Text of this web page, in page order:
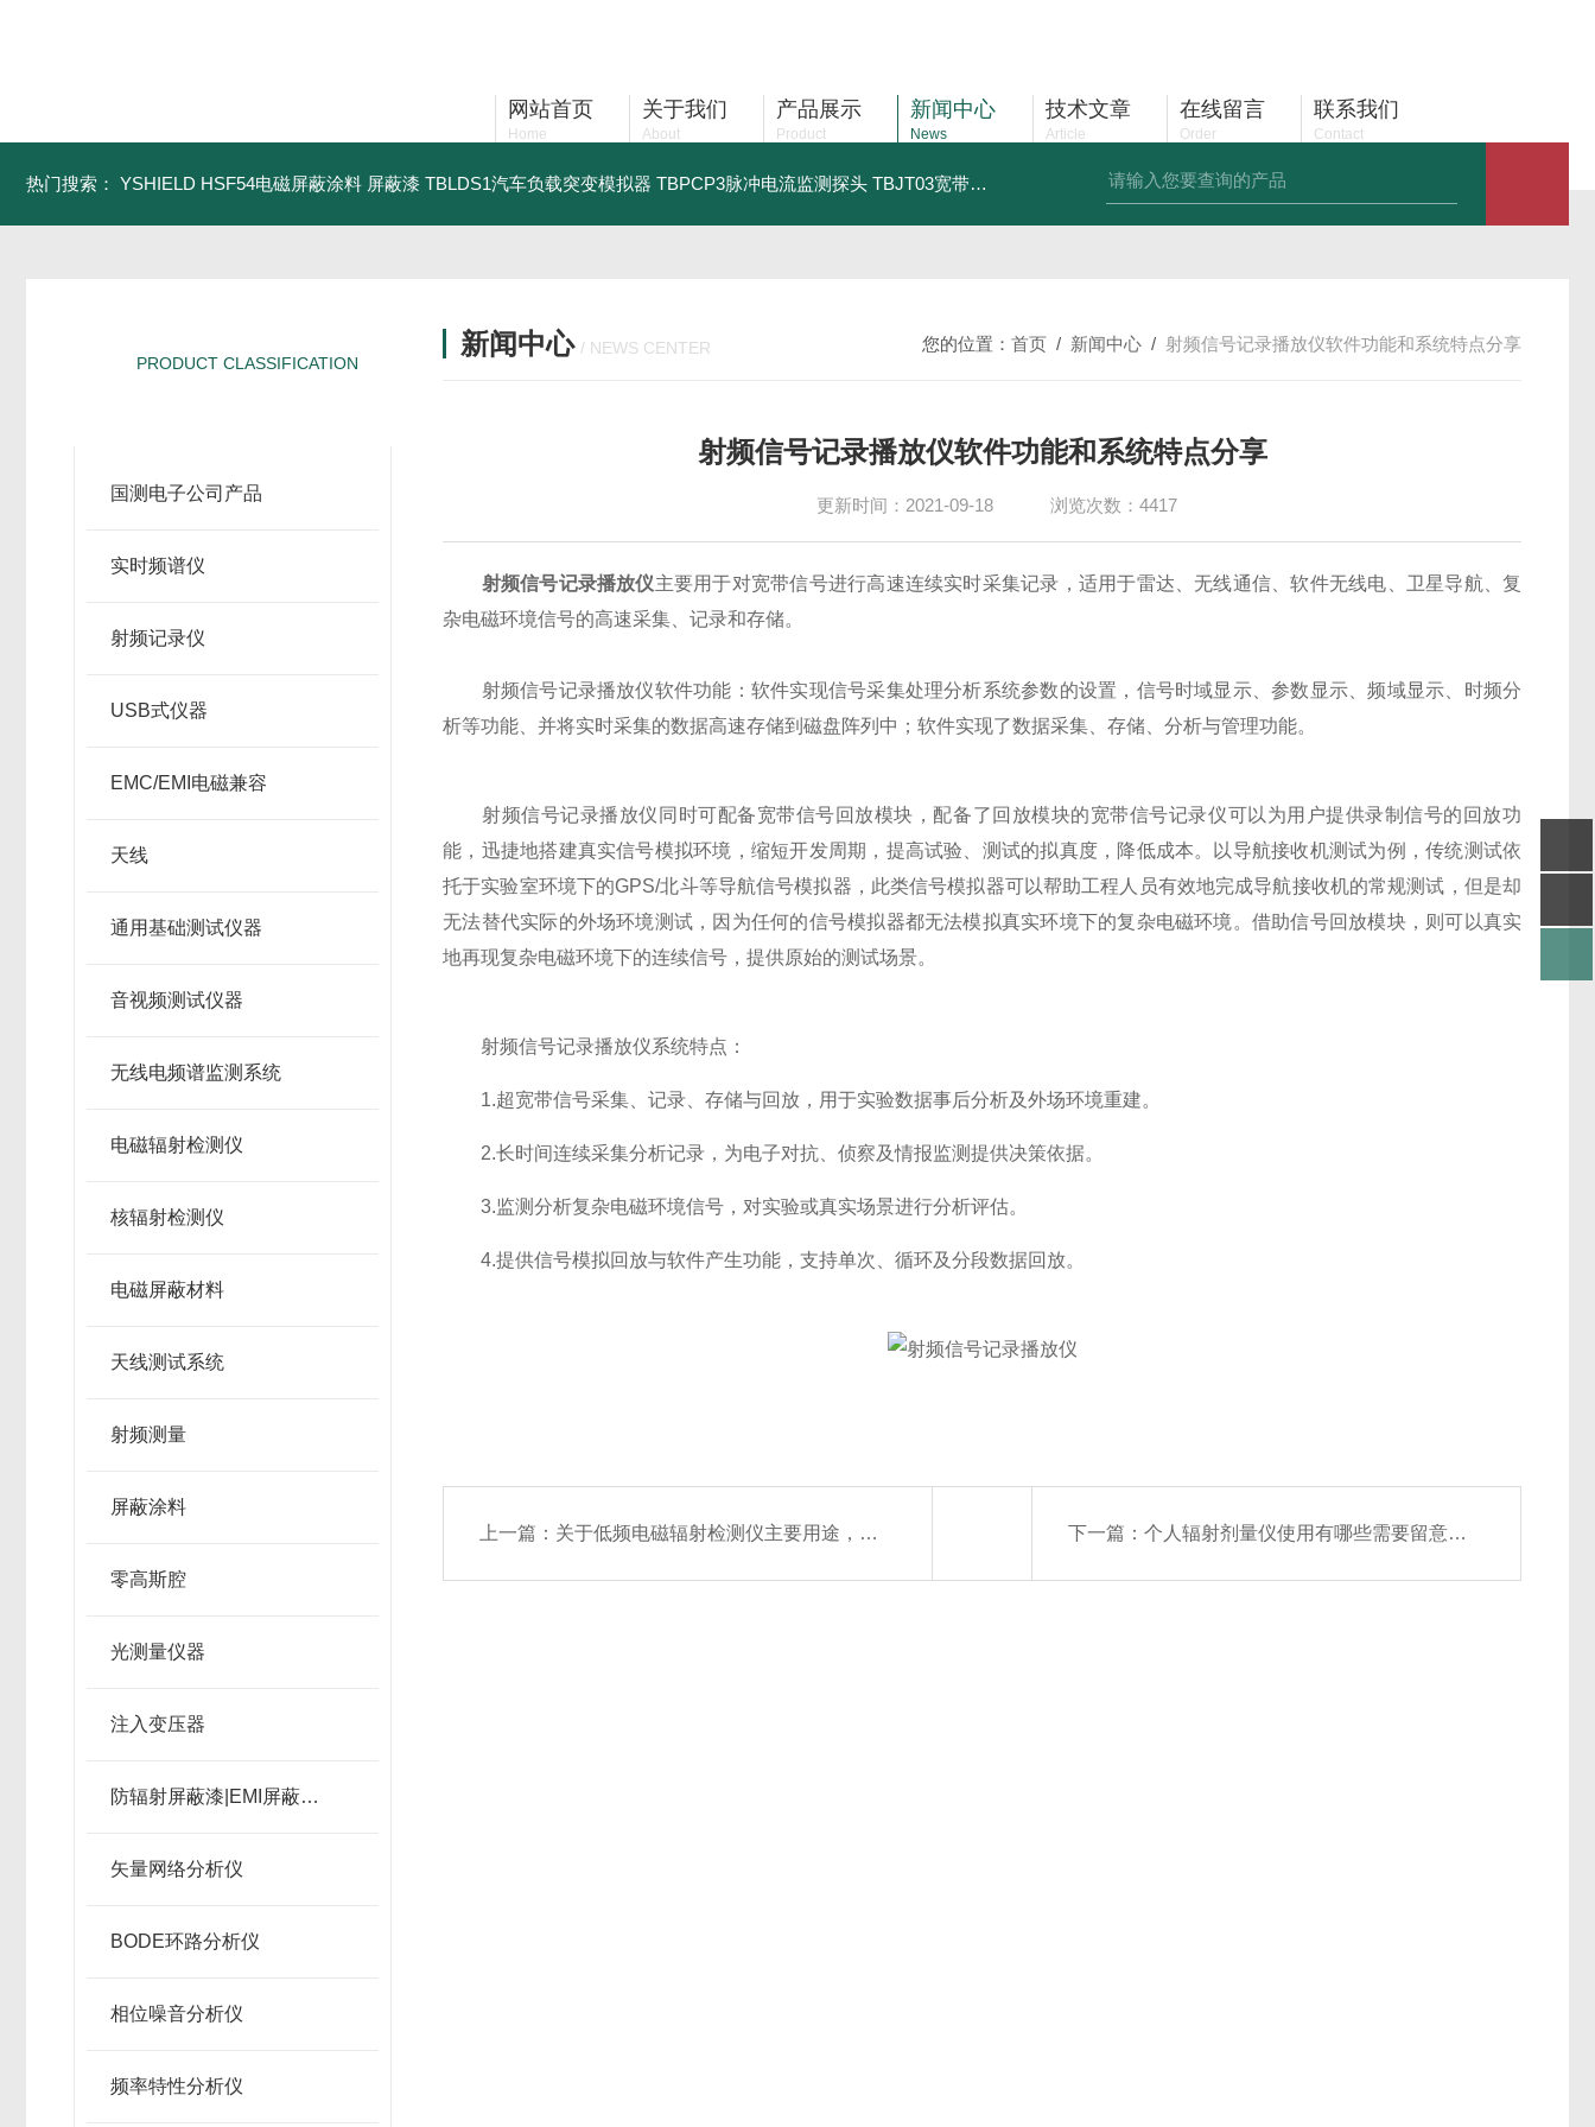
网站首页
Home
关于我们
About
产品展示
Product
新闻中心
News
技术文章
Article
在线留言
Order
联系我们
Contact
热门搜索： YSHIELD HSF54电磁屏蔽涂料 屏蔽漆 TBLDS1汽车负载突变模拟器 TBPCP3脉冲电流监测探头 TBJT03宽带注入变压器 TBMA8 EMI测试天线30MHz-3GHz
PRODUCT CLASSIFICATION
国测电子公司产品
实时频谱仪
射频记录仪
USB式仪器
EMC/EMI电磁兼容
天线
通用基础测试仪器
音视频测试仪器
无线电频谱监测系统
电磁辐射检测仪
核辐射检测仪
电磁屏蔽材料
天线测试系统
射频测量
屏蔽涂料
零高斯腔
光测量仪器
注入变压器
防辐射屏蔽漆|EMI屏蔽涂料
矢量网络分析仪
BODE环路分析仪
相位噪音分析仪
频率特性分析仪
新闻中心 / NEWS CENTER 您的位置： 首页 / 新闻中心 / 射频信号记录播放仪软件功能和系统特点分享
射频信号记录播放仪软件功能和系统特点分享
更新时间：2021-09-18 浏览次数：4417
射频信号记录播放仪主要用于对宽带信号进行高速连续实时采集记录，适用于雷达、无线通信、软件无线电、卫星导航、复
杂电磁环境信号的高速采集、记录和存储。
射频信号记录播放仪软件功能：软件实现信号采集处理分析系统参数的设置，信号时域显示、参数显示、频域显示、时频分
析等功能、并将实时采集的数据高速存储到磁盘阵列中；软件实现了数据采集、存储、分析与管理功能。
射频信号记录播放仪同时可配备宽带信号回放模块，配备了回放模块的宽带信号记录仪可以为用户提供录制信号的回放功
能，迅捷地搭建真实信号模拟环境，缩短开发周期，提高试验、测试的拟真度，降低成本。以导航接收机测试为例，传统测试依
托于实验室环境下的GPS/北斗等导航信号模拟器，此类信号模拟器可以帮助工程人员有效地完成导航接收机的常规测试，但是却
无法替代实际的外场环境测试，因为任何的信号模拟器都无法模拟真实环境下的复杂电磁环境。借助信号回放模块，则可以真实
地再现复杂电磁环境下的连续信号，提供原始的测试场景。
射频信号记录播放仪系统特点：
1.超宽带信号采集、记录、存储与回放，用于实验数据事后分析及外场环境重建。
2.长时间连续采集分析记录，为电子对抗、侦察及情报监测提供决策依据。
3.监测分析复杂电磁环境信号，对实验或真实场景进行分析评估。
4.提供信号模拟回放与软件产生功能，支持单次、循环及分段数据回放。
上一篇： 关于低频电磁辐射检测仪主要用途，你确定全知道 下一篇： 个人辐射剂量仪使用有哪些需要留意的情况